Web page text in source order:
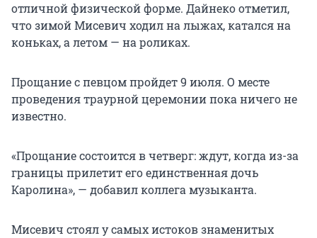
отличной физической форме. Дайнеко отметил,
что зимой Мисевич ходил на лыжах, катался на
коньках, а летом — на роликах.
Прощание с певцом пройдет 9 июля. О месте
проведения траурной церемонии пока ничего не
известно.
«Прощание состоится в четверг: ждут, когда из-за
границы прилетит его единственная дочь
Каролина», — добавил коллега музыканта.
Мисевич стоял у самых истоков знаменитых